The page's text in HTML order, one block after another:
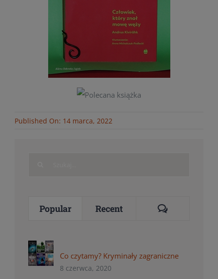
Published On: 14 marca, 2022
Popular Recent Comments
Co czytamy? Kryminały zagraniczne
8 czerwca, 2020